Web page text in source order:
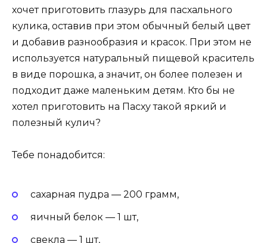
хочет приготовить глазурь для пасхального
кулика, оставив при этом обычный белый цвет
и добавив разнообразия и красок. При этом не
используется натуральный пищевой краситель
в виде порошка, а значит, он более полезен и
подходит даже маленьким детям. Кто бы не
хотел приготовить на Пасху такой яркий и
полезный кулич?
Тебе понадобится:
сахарная пудра — 200 грамм,
яичный белок — 1 шт,
свекла — 1 шт,